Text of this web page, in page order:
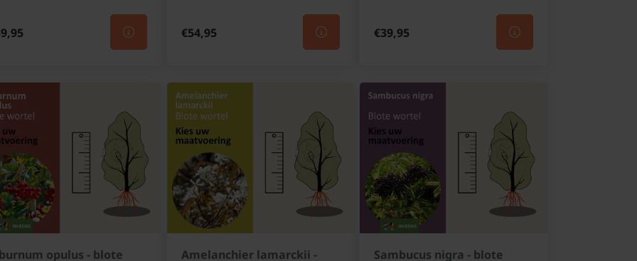
€54,95 €39,95
opulus - blote
Amelanchier lamarckii -
Sambucus nigra - blote